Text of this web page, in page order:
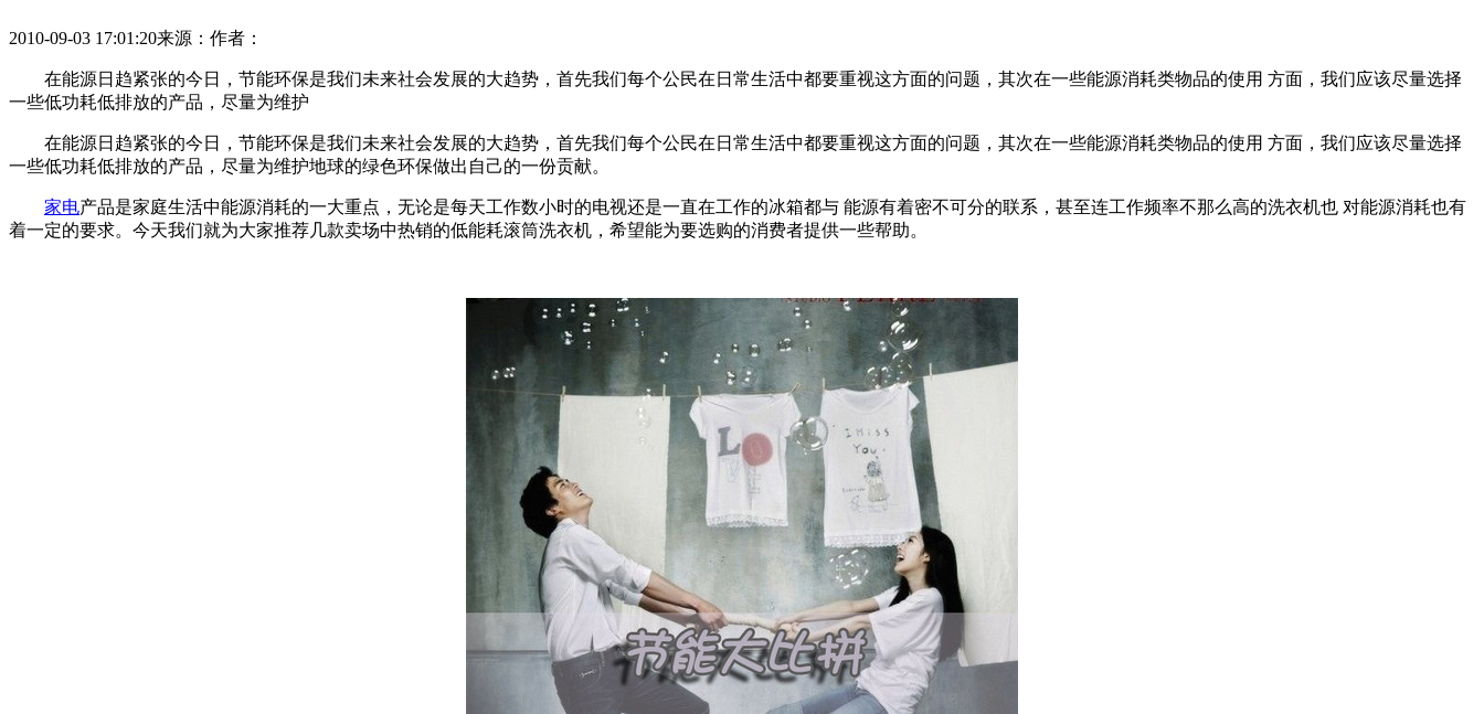
2010-09-03 17:01:20来源： 作者：
在能源日趋紧张的今日，节能环保是我们未来社会发展的大趋势，首先我们每个公民在日常生活中都要重视这方面的问题，其次在一些能源消耗类物品的使用 方面，我们应该尽量选择
一些低功耗低排放的产品，尽量为维护
在能源日趋紧张的今日，节能环保是我们未来社会发展的大趋势，首先我们每个公民在日常生活中都要重视这方面的问题，其次在一些能源消耗类物品的使用 方面，我们应该尽量选择
一些低功耗低排放的产品，尽量为维护地球的绿色环保做出自己的一份贡献。
家电产品是家庭生活中能源消耗的一大重点，无论是每天工作数小时的电视还是一直在工作的冰箱都与 能源有着密不可分的联系，甚至连工作频率不那么高的洗衣机也 对能源消耗也有
着一定的要求。今天我们就为大家推荐几款卖场中热销的低能耗滚筒洗衣机，希望能为要选购的消费者提供一些帮助。